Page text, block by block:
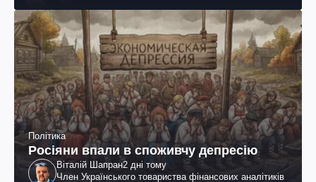
Політика
Росіяни впали в споживчу депресію
Віталій Шапран2 дні тому
Член Українського товариства фінансових аналітиків